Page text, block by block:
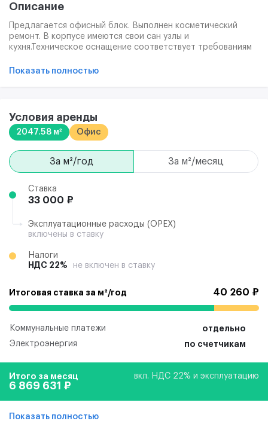
Описание
Предлагается офисный блок. Выполнен косметический
ремонт. В корпусе имеются свои сан узлы и
кухня.Техническое оснащение соответствует требованиям
доступ 24/7. Инфраструктура включает в себя:
организация, зал для мероприятий, прямой лифт с
подземной парковки.
Показать полностью
Условия аренды
2047.58 м² Офис
за м²/год за м²/месяц
Ставка
33 000 ₽
Эксплуатационные расходы (ОРЕХ)
включены в ставку
Налоги
НДС 22%
не включен в ставку
Итоговая ставка за м²/год 40 260 ₽
Коммунальные платежи
отдельно
Электроэнергия
по счетчикам
Итого за месяц вкл. НДС 22% и эксплуатацию
6 869 631 ₽
Показать полностью